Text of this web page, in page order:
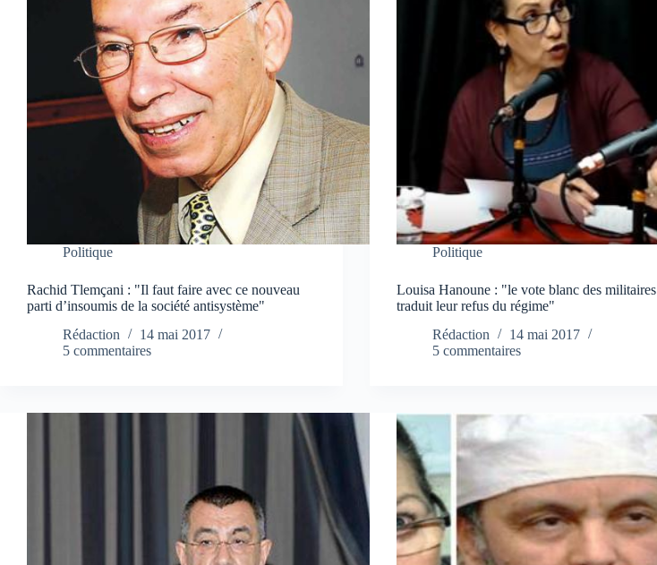
Politique
Rachid Tlemçani : "Il faut faire avec ce nouveau
parti d’insoumis de la société antisystème"
Rédaction
14 mai 2017
5 commentaires
Politique
Louisa Hanoune : "le vote blanc des militaires
traduit leur refus du régime"
Rédaction
14 mai 2017
5 commentaires